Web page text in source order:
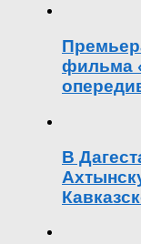
фильма
В